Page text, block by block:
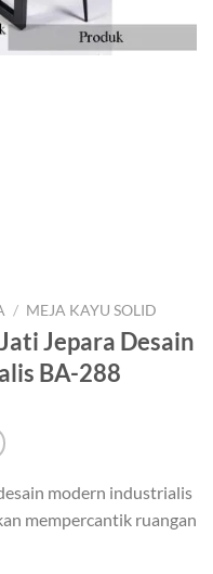
/ MEJA KAYU SOLID
Jepara Desain
BA-288
modern industrialis
mempercantik ruangan